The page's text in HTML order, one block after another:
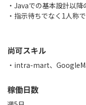
・Javaでの基本設計以降
・指示待ちでなく1人称
尚可スキル
稼働日数